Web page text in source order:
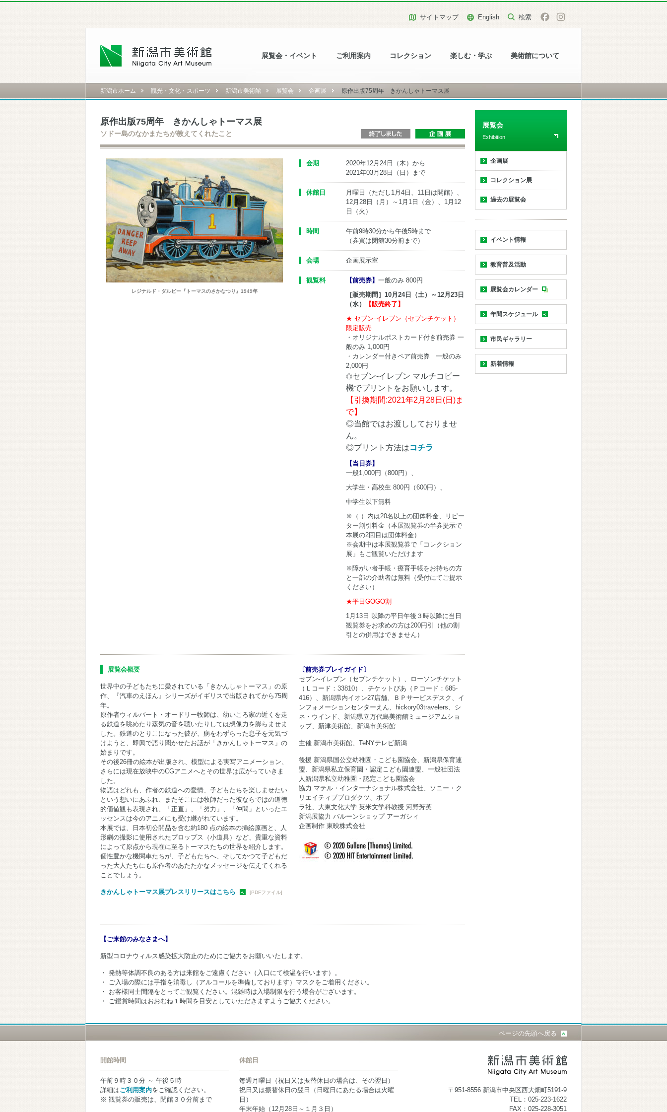
展覧会・イベント ご利用案内 コレクション 楽しむ・学ぶ 美術館について
サイトマップ English
新潟市ホーム 観光・文化・スポーツ 新潟市美術館 展覧会 企画展 原作出版75周年 きかんしゃトーマス展
原作出版75周年 きかんしゃトーマス展
ソドー島のなかまたちが教えてくれたこと
レジナルド・ダルビー『トーマスのさかなつり』1949年
会期
2020年12月24日（木）から
2021年03月28日（日）まで
休館日
月曜日（ただし1月4日、11日は開館）、
12月28日（月）～1月1日（金）、1月12
日（火）
時間
午前9時30分から午後5時まで
（券買は閉館30分前まで）
会場 企画展示室
観覧料 【前売券】 一般のみ 800円
［販売期間］10月24日（土）～12月23日
（水）
【販売終了】
★ セブン-イレブン（セブンチケット）
限定販売
・オリジナルポストカード付き前売券 一
般のみ 1,000円
・カレンダー付きペア前売券 一般のみ
2,000円
◎セブン-イレブン マルチコピー
機でプリントをお願いします。
【引換期間:2021年2月28日(日)ま
で】
◎当館ではお渡ししておりませ
ん。
◎プリント方法はコチラ
【当日券】
一般1,000円（800円）、
大学生・高校生 800円（600円）、
中学生以下無料
※（ ）内は20名以上の団体料金、リピー
ター割引料金（本展観覧券の半券提示で
本展の2回目は団体料金）
※会期中は本展観覧券で「コレクション
展」もご観覧いただけます
※障がい者手帳・療育手帳をお持ちの方
と一部の介助者は無料（受付にてご提示
ください）
★平日GOGO割
1月13日 以降の平日午後３時以降に当日
観覧券をお求めの方は200円引（他の割
引との併用はできません）
展覧会概要
世界中の子どもたちに愛されている「きかんしゃトーマス」の原
作、『汽車のえほん』シリーズがイギリスで出版されてから75周
年。
原作者ウィルバート・オードリー牧師は、幼いころ家の近くを走
る鉄道を眺めたり蒸気の音を聴いたりしては想像力を膨らませま
した。鉄道のとりこになった彼が、病をわずらった息子を元気づ
けようと、即興で語り聞かせたお話が「きかんしゃトーマス」の
始まりです。
その後26冊の絵本が出版され、模型による実写アニメーション、
さらには現在放映中のCGアニメへとその世界は広がっていきま
した。
物語はどれも、作者の鉄道への愛情、子どもたちを楽しませたい
という想いにあふれ、またそこには牧師だった彼ならではの道徳
的価値観も表現され、「正直」、「努力」、「仲間」といったエ
ッセンスは今のアニメにも受け継がれています。
本展では、日本初公開品を含む約180 点の絵本の挿絵原画と、人
形劇の撮影に使用されたプロップス（小道具）など、貴重な資料
によって原点から現在に至るトーマスたちの世界を紹介します。
個性豊かな機関車たちが、子どもたちへ、そしてかつて子どもだ
った大人たちにも原作者のあたたかなメッセージを伝えてくれる
ことでしょう。
きかんしゃトーマス展プレスリリースはこちら [PDFファイル]
〔前売券プレイガイド〕
セブン-イレブン（セブンチケット）、ローソンチケット
（Ｌコード：33810）、チケットぴあ（Ｐコード：685-
416）、新潟県内イオン27店舗、ＢＰサービスデスク、イ
ンフォメーションセンターえん、hickory03travelers、シ
ネ・ウインド、新潟県立万代島美術館ミュージアムショ
ップ、新津美術館、新潟市美術館
主催 新潟市美術館、TeNYテレビ新潟
後援 新潟県国公立幼稚園・こども園協会、新潟県保育連
盟、新潟県私立保育園・認定こども園連盟、一般社団法
人新潟県私立幼稚園・認定こども園協会
協力 マテル・インターナショナル株式会社、ソニー・ク
リエイティブプロダクツ、ポプ
ラ社、大東文化大学 英米文学科教授 河野芳英
新潟展協力 バルーンショップ アーガシィ
企画制作 東映株式会社
【ご来館のみなさまへ】
新型コロナウィルス感染拡大防止のためにご協力をお願いいたします。
・ 発熱等体調不良のある方は来館をご遠慮ください（入口にて検温を行います）。
・ ご入場の際には手指を消毒し（アルコールを準備しております）マスクをご着用ください。
・ お客様同士間隔をとってご観覧ください。混雑時は入場制限を行う場合がございます。
・ ご鑑賞時間はおおむね１時間を目安としていただきますようご協力ください。
展覧会
Exhibition
企画展
コレクション展
過去の展覧会
イベント情報
教育普及活動
展覧会カレンダー
年間スケジュール
市民ギャラリー
新着情報
ページの先頭へ戻る
開館時間
午前９時３０分 ～ 午後５時
詳細はご利用案内をご確認ください。
※ 観覧券の販売は、閉館３０分前まで
休館日
毎週月曜日（祝日又は振替休日の場合は、その翌日）
祝日又は振替休日の翌日（日曜日にあたる場合は火曜
日）
年末年始（12月28日～１月３日）
〒951-8556 新潟市中央区西大畑町5191-9
TEL：025-223-1622
FAX：025-228-3051